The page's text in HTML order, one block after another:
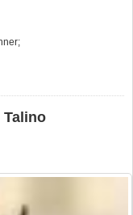
SHOWS
Talino